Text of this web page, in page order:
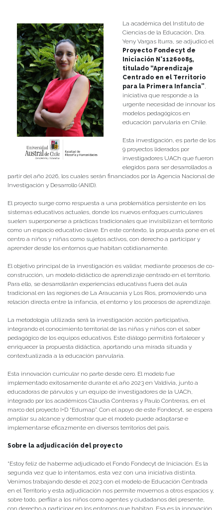
La académica del Instituto de
Ciencias de la Educación, Dra.
Yeny Vargas Iturra, se adjudicó el
Proyecto Fondecyt de
Iniciación N°11260085,
titulado “Aprendizaje
Centrado en el Territorio
para la Primera Infancia”,
iniciativa que responde a la
urgente necesidad de innovar los
modelos pedagógicos en
educación parvularia en Chile.
Esta investigación, es parte de los
9 proyectos liderados por
investigadores UACh que fueron
elegidos para ser desarrollados a
partir del año 2026, los cuales serán financiados por la Agencia Nacional de
Investigación y Desarrollo (ANID).
El proyecto surge como respuesta a una problemática persistente en los
sistemas educativos actuales, donde los nuevos enfoques curriculares
suelen superponerse a prácticas tradicionales que invisibilizan el territorio
como un espacio educativo clave. En este contexto, la propuesta pone en el
centro a niños y niñas como sujetos activos, con derecho a participar y
aprender desde los entornos que habitan cotidianamente.
El objetivo principal de la investigación es validar, mediante procesos de co-
construcción, un modelo didáctico de aprendizaje centrado en el territorio.
Para ello, se desarrollarán experiencias educativas fuera del aula
tradicional en las regiones de La Araucanía y Los Ríos, promoviendo una
relación directa entre la infancia, el entorno y los procesos de aprendizaje.
La metodología utilizada será la investigación acción participativa,
integrando el conocimiento territorial de las niñas y niños con el saber
pedagógico de los equipos educativos. Este diálogo permitirá fortalecer y
enriquecer la propuesta didáctica, aportando una mirada situada y
contextualizada a la educación parvularia.
Esta innovación curricular no parte desde cero. El modelo fue
implementado exitosamente durante el año 2023 en Valdivia, junto a
educadoras de párvulos y un equipo de investigadores de la UACh,
integrado por los académicos Claudia Contreras y Paulo Contreras, en el
marco del proyecto I+D “Edumap”. Con el apoyo de este Fondecyt, se espera
ampliar su alcance y demostrar que el modelo puede adaptarse e
implementarse eficazmente en diversos territorios del país.
Sobre la adjudicación del proyecto
“Estoy feliz de haberme adjudicado el Fondo Fondecyt de Iniciación. Es la
segunda vez que lo intentamos, esta vez con una iniciativa distinta.
Venimos trabajando desde el 2023 con el modelo de Educación Centrada
en el Territorio y esta adjudicación nos permite movernos a otros espacios y,
sobre todo, perfilar a los niños como agentes y ciudadanos del presente,